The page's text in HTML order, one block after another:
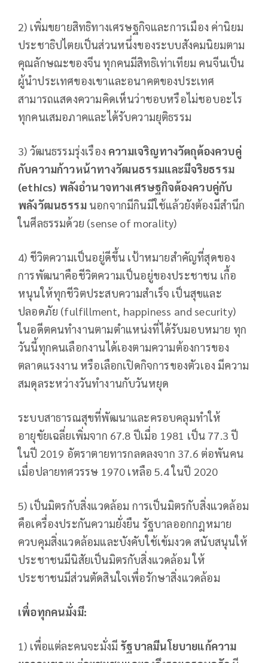
2) เพิ่มขยายสิทธิทางเศรษฐกิจและการเมือง ค่านิยม
ประชาธิปไตยเป็นส่วนหนึ่งของระบบสังคมนิยมตาม
คุณลักษณะของจีน ทุกคนมีสิทธิเท่าเทียม คนจีนเป็น
ผู้นำประเทศของเขาและอนาคตของประเทศ
สามารถแสดงความคิดเห็นว่าชอบหรือไม่ชอบอะไร
ทุกคนเสมอภาคและได้รับความยุติธรรม
3) วัฒนธรรมรุ่งเรือง ความเจริญทางวัตถุต้องควบคู่
กับความก้าวหน้าทางวัฒนธรรมและมีจริยธรรม
(ethics) พลังอำนาจทางเศรษฐกิจต้องควบคู่กับ
พลังวัฒนธรรมนอกจากมีกินมีใช้แล้วยังต้องมีสำนึก
ในศีลธรรมด้วย (sense of morality)
4) ชีวิตความเป็นอยู่ดีขึ้น เป้าหมายสำคัญที่สุดของ
การพัฒนาคือชีวิตความเป็นอยู่ของประชาชน เกื้อ
หนุนให้ทุกชีวิตประสบความสำเร็จ เป็นสุขและ
ปลอดภัย (fulfillment, happiness and security)
ในอดีตคนทำงานตามตำแหน่งที่ได้รับมอบหมาย ทุก
วันนี้ทุกคนเลือกงานได้เองตามความต้องการของ
ตลาดแรงงาน หรือเลือกเปิดกิจการของตัวเอง มีความ
สมดุลระหว่างวันทำงานกับวันหยุด
ระบบสาธารณสุขที่พัฒนาและครอบคลุมทำให้
อายุขัยเฉลี่ยเพิ่มจาก 67.8 ปีเมื่อ 1981 เป็น 77.3 ปี
ในปี 2019 อัตราตายทารกลดลงจาก 37.6 ต่อพันคน
เมื่อปลายทศวรรษ 1970 เหลือ 5.4 ในปี 2020
5) เป็นมิตรกับสิ่งแวดล้อม การเป็นมิตรกับสิ่งแวดล้อม
คือเครื่องประกันความยั่งยืน รัฐบาลออกกฎหมาย
ควบคุมสิ่งแวดล้อมและบังคับใช้เข้มงวด สนับสนุนให้
ประชาชนมีนิสัยเป็นมิตรกับสิ่งแวดล้อม ให้
ประชาชนมีส่วนตัดสินใจเพื่อรักษาสิ่งแวดล้อม
เพื่อทุกคนมั่งมี:
1) เพื่อแต่ละคนจะมั่งมี รัฐบาลมีนโยบายแก้ความ